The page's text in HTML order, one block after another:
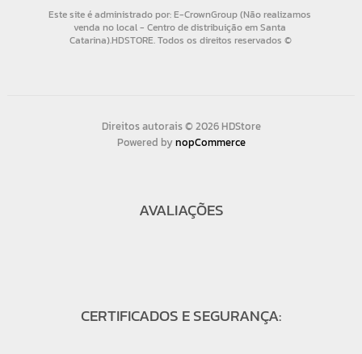
Direitos autorais © 2026 HDStore
Powered bynopCommerce
AVALIAÇÕES
CERTIFICADOS E SEGURANÇA: